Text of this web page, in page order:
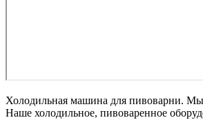
Холодильная машина для пивоварни. Мы
Наше холодильное, пивоваренное